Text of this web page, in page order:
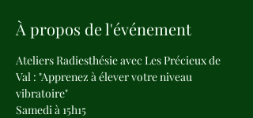
À propos de l'événement
Ateliers Radiesthésie avec Les Précieux de
Val : "Apprenez à élever votre niveau
vibratoire"
Samedi à 15h15